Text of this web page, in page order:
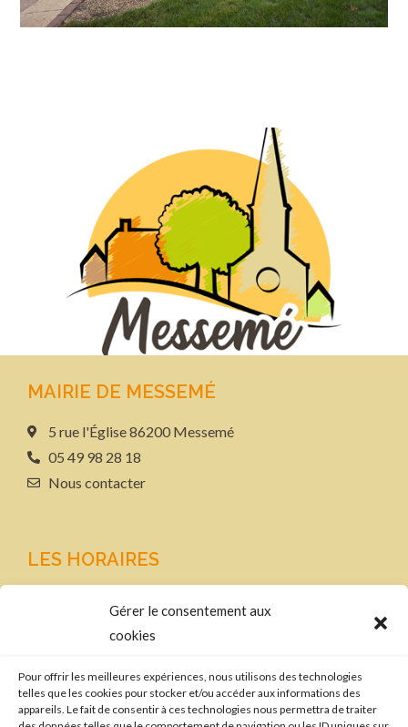
Gérer le consentement aux
cookies
Pour offrir les meilleures expériences, nous utilisons des technologies
telles que les cookies pour stocker et/ou accéder aux informations des
appareils. Le fait de consentir à ces technologies nous permettra de traiter
MAIRIE DE MESSEMÉ
5 rue l'Église 86200 Messemé
05 49 98 28 18
Nous contacter
LES HORAIRES
Plan de site